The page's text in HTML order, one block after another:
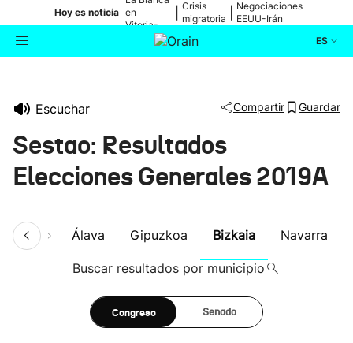
Hoy es noticia en
Vitoria-
Gasteiz
Crisis
migratoria
Negociaciones
EEUU-Irán
ES
Escuchar Compartir Guardar
Sestao: Resultados
Elecciones Generales 2019A
Álava Gipuzkoa Bizkaia Navarra
Buscar resultados por municipio
Congreso Senado